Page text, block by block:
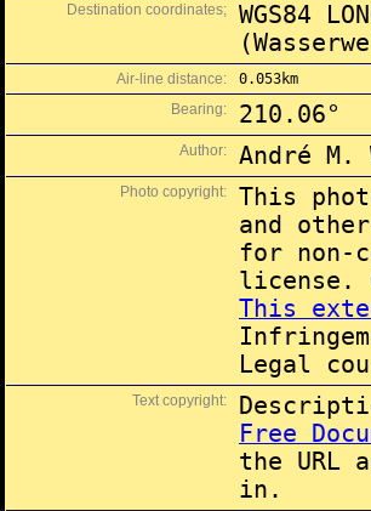
Destination coordinates;
WGS84
Air-line distance:
0.053km
Bearing:
210.06°
Author: André M.
Photo copyright:
This
and
for non-
license.
This
Legal
Text copyright:
Free
the URL
in.